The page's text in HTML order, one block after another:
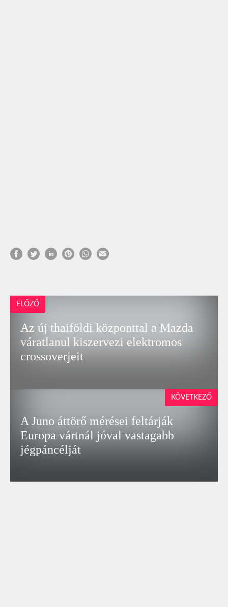
ELŐZŐ
Az új thaiföldi központtal a Mazda
váratlanul kiszervezi elektromos
crossoverjeit
A Juno áttörő mérései feltárják
Europa vártnál jóval vastagabb
jégpáncélját
KÖVETKEZŐ